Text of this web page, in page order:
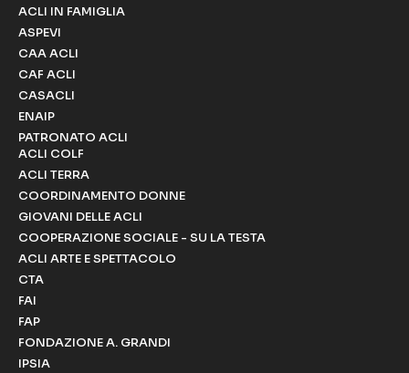
ACLI IN FAMIGLIA
ASPEVI
CAA ACLI
CAF ACLI
CASACLI
ENAIP
PATRONATO ACLI
ACLI COLF
ACLI TERRA
COORDINAMENTO DONNE
GIOVANI DELLE ACLI
COOPERAZIONE SOCIALE - SU LA TESTA
ACLI ARTE E SPETTACOLO
CTA
FAI
FAP
FONDAZIONE A. GRANDI
IPSIA